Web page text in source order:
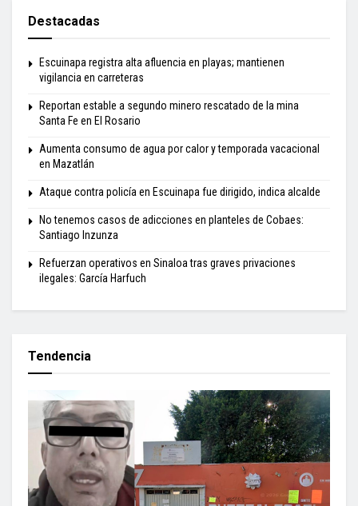
Destacadas
Escuinapa registra alta afluencia en playas; mantienen
vigilancia en carreteras
Reportan estable a segundo minero rescatado de la mina
Santa Fe en El Rosario
Aumenta consumo de agua por calor y temporada vacacional
en Mazatlán
Ataque contra policía en Escuinapa fue dirigido, indica alcalde
No tenemos casos de adicciones en planteles de Cobaes:
Santiago Inzunza
Refuerzan operativos en Sinaloa tras graves privaciones
ilegales: García Harfuch
Tendencia